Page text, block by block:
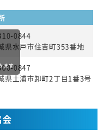
0844
県水戸市住吉町353番地
0847
県土浦市卸町2丁目1番3号
ます